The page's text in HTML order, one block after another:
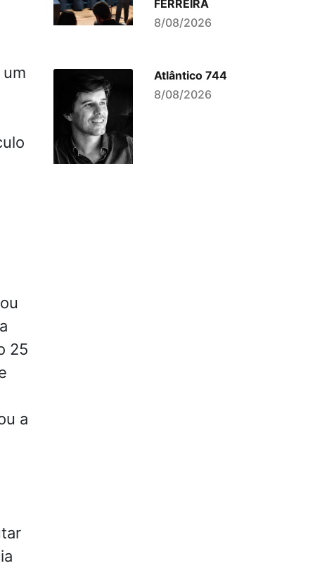
25
a
FERREIRA
8/08/2026
Atlântico 744
8/08/2026